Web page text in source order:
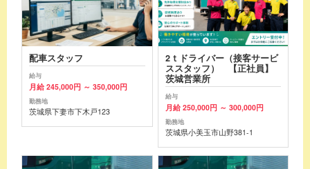
配車スタッフ
給与
月給 245,000円 ～ 350,000円
勤務地
茨城県下妻市下木戸123
2ｔドライバー（接客サービ
ススタッフ） 【正社員】
茨城営業所
給与
月給 250,000円 ～ 300,000円
勤務地
茨城県小美玉市山野381-1